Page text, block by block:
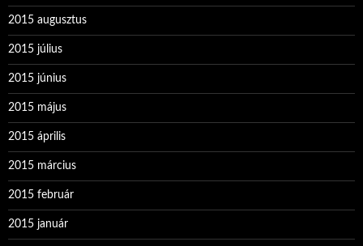
2015 augusztus
2015 július
2015 június
2015 május
2015 április
2015 március
2015 február
2015 január